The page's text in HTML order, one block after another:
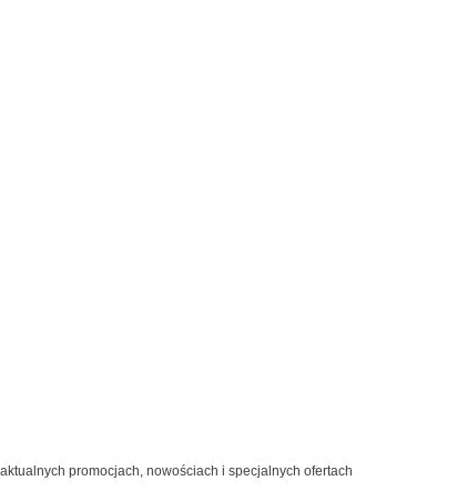
promocjach, nowościach i specjalnych ofertach